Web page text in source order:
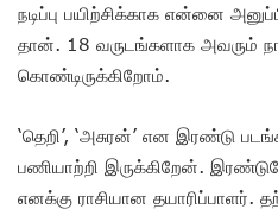
நடிப்பு பயிற்சிக்காக என்னை
தான். 18 வருடங்களாக அவரும்
கொண்டிருக்கிறோம்.
‘தெறி’, ‘அசுரன்’ என இரண்டு
பணியாற்றி இருக்கிறேன்.
எனக்கு ராசியான தயாரிப்பாளர்.